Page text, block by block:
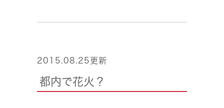
2015.08.25更新
都内で花火？